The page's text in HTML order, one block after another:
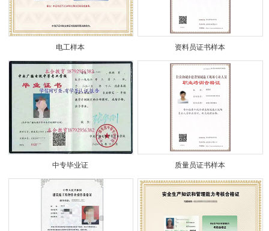
电工样本 资料员证书样本
中专毕业证 质量员证书样本